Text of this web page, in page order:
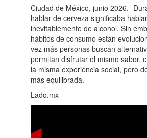
Ciudad de México, junio 2026.-
hablar de cerveza significaba hablar
inevitablemente de alcohol. Sin
hábitos de consumo están
vez más personas buscan
permitan disfrutar el mismo sabor,
la misma experiencia social, pero
más equilibrada.
Lado.mx